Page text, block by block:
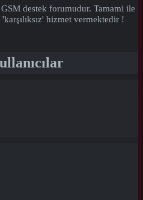
destek forumudur. Tamami ile
hizmet vermektedir !